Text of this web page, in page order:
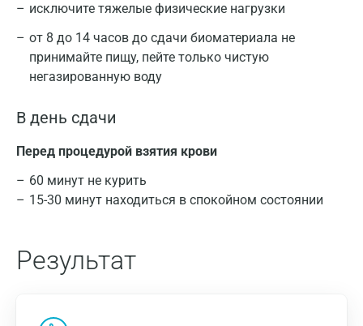
исключите тяжелые физические нагрузки
от 8 до 14 часов до сдачи биоматериала не
принимайте пищу, пейте только чистую
негазированную воду
В день сдачи
Перед процедурой взятия крови
60 минут не курить
15-30 минут находиться в спокойном состоянии
Результат